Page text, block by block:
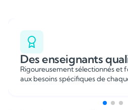
Des enseignants
Rigoureusement sélectionnés et
aux besoins spécifiques de